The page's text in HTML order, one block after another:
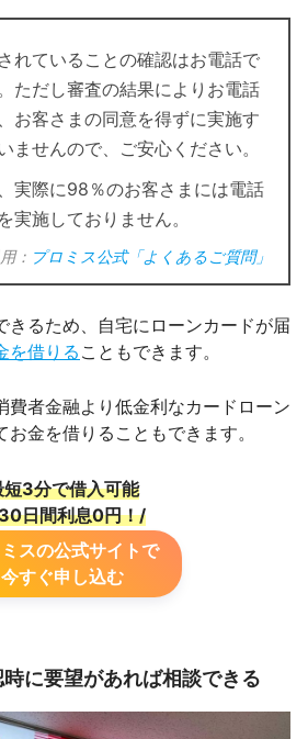
れていることの確認はお電話で
ただし審査の結果によりお電話
お客さまの同意を得ずに実施す
ませんので、ご安心ください。
実際に98％のお客さまには電話
実施しておりません。
： プロミス公式「よくあるご質問」
きるため、自宅にローンカードが届
を借りることもできます。
費者金融より低金利なカードローン
金を借りることもできます。
短3分で借入可能
日間利息0円！/
スの公式サイトで
今すぐ申し込む
に要望があれば相談できる